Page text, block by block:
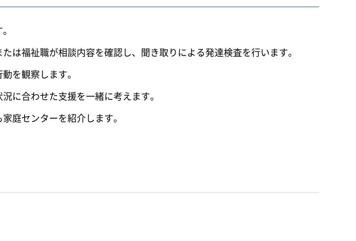
は福祉職が相談内容を確認し、聞き取りによる発達検査を行います。
を観察します。
に合わせた支援を一緒に考えます。
庭センターを紹介します。